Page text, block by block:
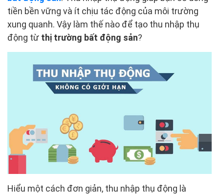
tiền bền vững và ít chịu tác động của môi trường
xung quanh. Vậy làm thế nào để tạo thu nhập thụ
động từ thị trường bất động sản?
Hiểu một cách đơn giản, thu nhập thụ động là